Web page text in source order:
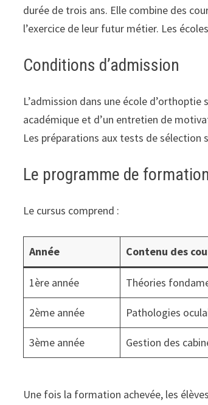
durée de trois ans. Elle combine des
l’exercice de leur futur métier. Les
Conditions d’admission
L’admission dans une école
académique et d’un entretien de
Les préparations aux tests de
Le programme de formation
Le cursus comprend :
Année Contenu des
1ère année Théories
2ème année Pathologies
3ème année Gestion des
Une fois la formation achevée, les